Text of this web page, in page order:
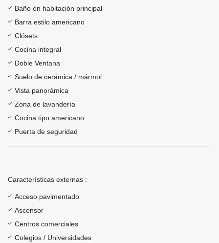
Baño en habitación principal
Barra estilo americano
Clósets
Cocina integral
Doble Ventana
Suelo de cerámica / mármol
Vista panorámica
Zona de lavandería
Cocina tipo americano
Puerta de seguridad
Características externas :
Acceso pavimentado
Ascensor
Centros comerciales
Colegios / Universidades